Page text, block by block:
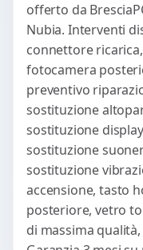
offerto da
Nubia. Interventi
connettore
fotocamera
preventivo
sostituzione
sostituzione
sostituzione
sostituzione
accensione, tasto
posteriore, vetro
di massima